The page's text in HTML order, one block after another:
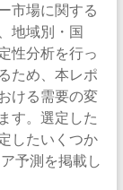
市場に関する
地域別・国
性分析を行っ
ため、本レポ
ける需要の変
す。選定した
したいくつか
予測を掲載し